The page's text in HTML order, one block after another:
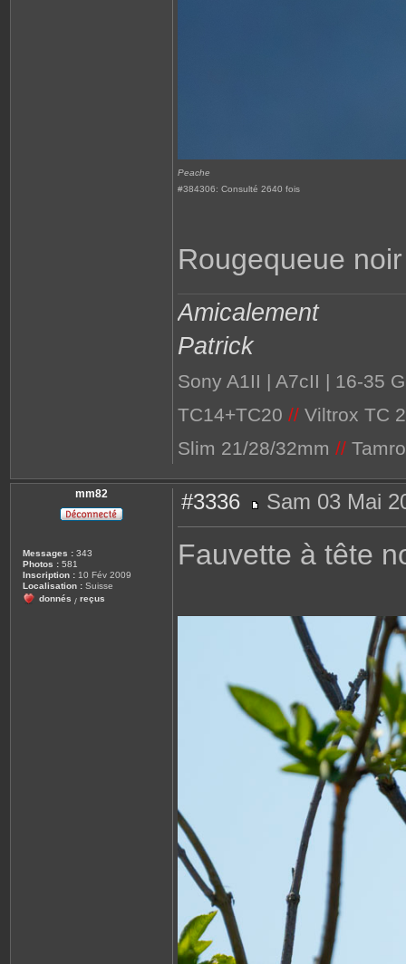
Peache
#384306: Consulté 2640 fois
Rougequeue noir
Amicalement
Patrick
Sony A1II | A7cII | 16-35
TC14+TC20 // Viltrox TC
Slim 21/28/32mm //
mm82
Messages : 343
Photos : 581
Inscription : 10 Fév 2009
Localisation : Suisse
donnés / reçus
#3336
e
s
Sam 03 Mai
Fauvette à tête